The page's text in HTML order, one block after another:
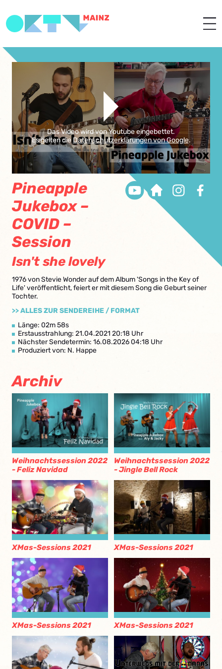
Das Video wird von Youtube eingebettet.
Es gelten die Datenschutzerklärungen von Google.
Pineapple
Jukebox –
COVID –
Session
Isn't she lovely
1976 von Stevie Wonder auf dem Album 'Songs in the Key of
Life' veröffentlicht, feiert er mit diesem Song die Geburt seiner
Tochter.
>> ALLES ZUR SENDEREIHE / FORMAT
Länge: 02m 58s
Erstausstrahlung: 21.04.2021 20:18 Uhr
Nächster Sendetermin: 16.08.2026 04:18 Uhr
Produziert von: N. Happe
Archiv
Weihnachtssession 2022
- Feliz Navidad
Weihnachtssession 2022
- Jingle Bell Rock
XMas-Sessions 2021 XMas-Sessions 2021
XMas-Sessions 2021 XMas-Sessions 2021